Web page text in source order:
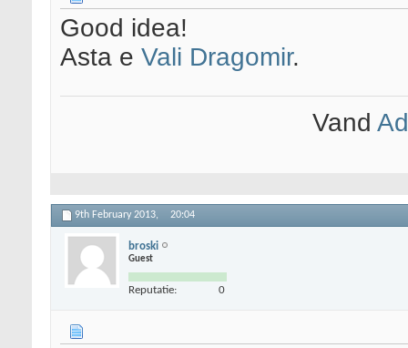
Good idea!
Asta e Vali Dragomir.
Vand
9th February 2013, 20:04
broski
Guest
Reputatie: 0